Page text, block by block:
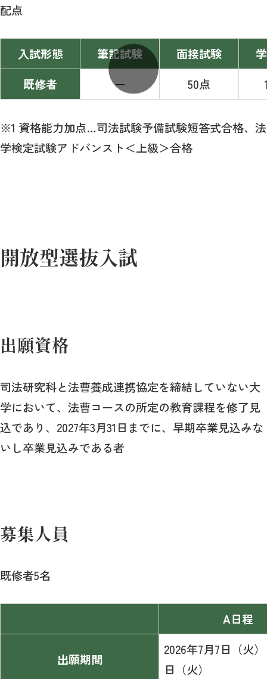
配点
入試形態 筆記試験 面接試験
既修者
ー 50点
※1 資格能力加点…司法試験予備試験短答式合格、法
学検定試験アドバンスト＜上級＞合格
開放型選抜入試
出願資格
司法研究科と法曹養成連携協定を締結していない大
学において、法曹コースの所定の教育課程を修了見
込であり、2027年3月31日までに、早期卒業見込みな
いし卒業見込みである者
募集人員
既修者5名
A日程
出願期間
2026年7月7日（火
日（火）